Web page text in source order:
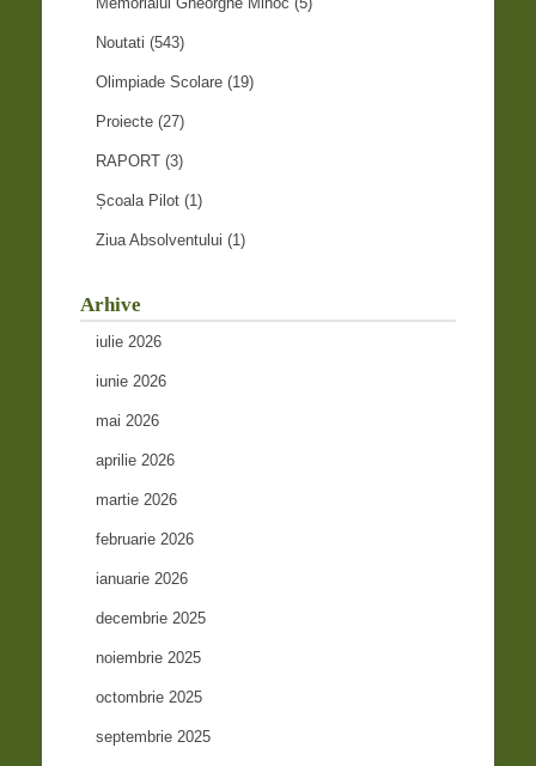
Noutati (543)
Olimpiade Scolare (19)
Proiecte (27)
RAPORT (3)
Școala Pilot (1)
Ziua Absolventului (1)
Arhive
iulie 2026
iunie 2026
mai 2026
aprilie 2026
martie 2026
februarie 2026
ianuarie 2026
decembrie 2025
noiembrie 2025
octombrie 2025
septembrie 2025